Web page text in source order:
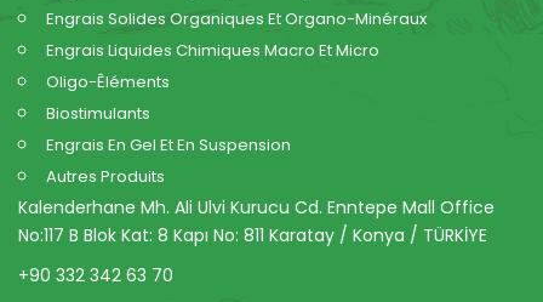
Engrais Solides Organiques Et Organo-Minéraux
Engrais Liquides Chimiques Macro Et Micro
Oligo-Êléments
Biostimulants
Engrais En Gel Et En Suspension
Autres Produits
Kalenderhane Mh. Ali Ulvi Kurucu Cd. Enntepe Mall Office
No:117 B Blok Kat: 8 Kapı No: 811 Karatay / Konya / TÜRKİYE
+90 332 342 63 70